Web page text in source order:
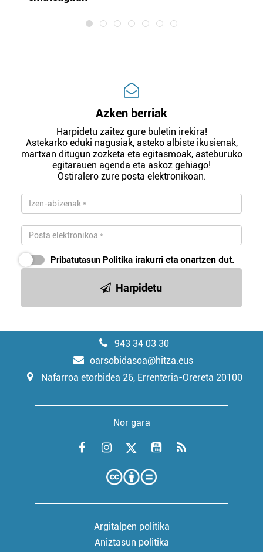
Azken berriak
Harpidetu zaitez gure buletin irekira!
Astekarko eduki nagusiak, asteko albiste ikusienak,
martxan ditugun zozketa eta egitasmoak, asteburuko
egitarauen agenda eta askoz gehiago!
Ostiralero zure posta elektronikoan.
Pribatutasun Politika irakurri eta onartzen dut.
Harpidetu
943 34 03 30
oarsobidasoa@hitza.eus
Nafarroa etorbidea 26, Errenteria-Orereta 20100
Nor gara
Argitalpen politika
Aniztasun politika